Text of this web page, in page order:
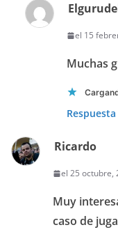
el 15
Muchas
Respuesta
Ricardo
el 25 octubre,
Muy
caso de